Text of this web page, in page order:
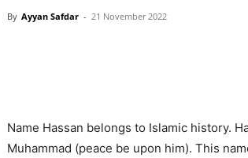
By Ayyan Safdar - 21 November 2022
Name Hassan belongs to Islamic history.
Muhammad (peace be upon him). This